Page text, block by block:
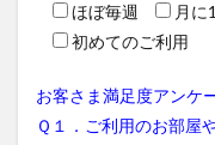
ほぼ毎週
月に
初めてのご利用
お客さま満足度アンケ
Ｑ１．ご利用のお部屋